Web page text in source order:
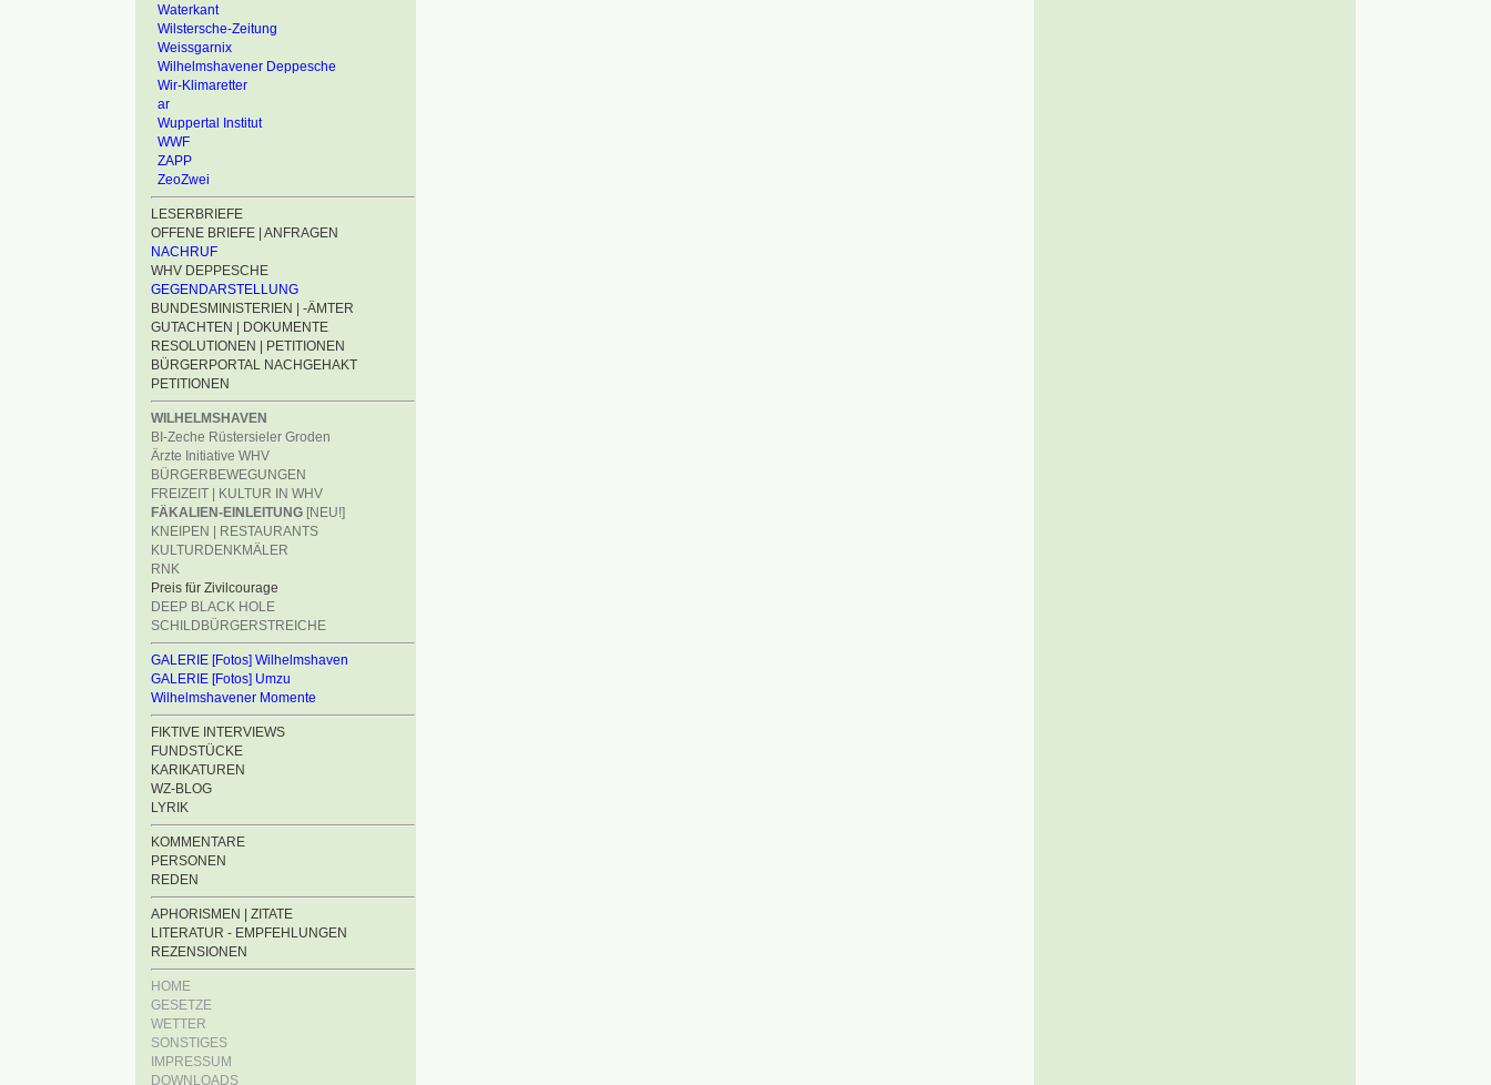
Waterkant
Wilstersche-Zeitung
Weissgarnix
Wilhelmshavener Deppesche
Wir-Klimaretter
ar
Wuppertal Institut
WWF
ZAPP
ZeoZwei
LESERBRIEFE
OFFENE BRIEFE | ANFRAGEN
NACHRUF
WHV DEPPESCHE
GEGENDARSTELLUNG
BUNDESMINISTERIEN | -ÄMTER
GUTACHTEN | DOKUMENTE
RESOLUTIONEN | PETITIONEN
BÜRGERPORTAL NACHGEHAKT
PETITIONEN
WILHELMSHAVEN
BI-Zeche Rüstersieler Groden
Ärzte Initiative WHV
BÜRGERBEWEGUNGEN
FREIZEIT | KULTUR IN WHV
FÄKALIEN-EINLEITUNG [NEU!]
KNEIPEN | RESTAURANTS
KULTURDENKMÄLER
RNK
Preis für Zivilcourage
DEEP BLACK HOLE
SCHILDBÜRGERSTREICHE
GALERIE [Fotos] Wilhelmshaven
GALERIE [Fotos] Umzu
Wilhelmshavener Momente
FIKTIVE INTERVIEWS
FUNDSTÜCKE
KARIKATUREN
WZ-BLOG
LYRIK
KOMMENTARE
PERSONEN
REDEN
APHORISMEN | ZITATE
LITERATUR - EMPFEHLUNGEN
REZENSIONEN
HOME
GESETZE
WETTER
SONSTIGES
IMPRESSUM
DOWNLOADS